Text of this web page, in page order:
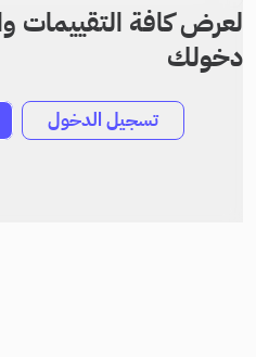
لعرض كافة التقييمات
دخولك
تسجيل الدخول